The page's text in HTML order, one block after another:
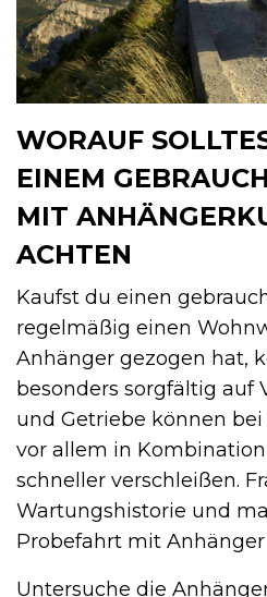
WORAUF
EINEM
MIT
ACHTEN
Kaufst du einen
regelmäßig einen
Anhänger gezogen hat,
besonders sorgfältig auf
und Getriebe können
vor allem in
schneller verschleißen.
Wartungshistorie und
Probefahrt mit
Untersuche die